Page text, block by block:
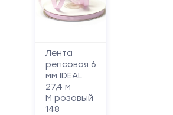
Лента
репсовая 6
мм IDEAL
27,4 м
М розовый
148